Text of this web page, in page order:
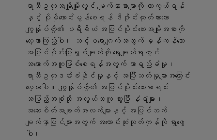
ရာသီဥတုအမျိုးမျိုးတွင် မျက်နှာစာများကို ကာကွယ်ရန်
နှင့် ပိုမိုကောင်းမွန်စေရန် ဒီဇိုင်းထုတ်ထားသော
ကျွန်ုပ်တို့၏ ပရီမီယံ အပြင်ပိုင်းဆေးအမျိုးအစားကို
လေ့လာကြည့်ပါ။ သင့်ပရောဂျက်အတွက် မှန်ကန်သော
အပြင်ပိုင်းဖြေရှင်းချက်ကို ရွေးချယ်ရာတွင်
အထောက်အကူဖြစ်စေရန်အတွက် တာရှည်ခံမှု၊
ရာသီဥတုဒဏ်ခံနိုင်မှုနှင့် အပြီးသတ်မှုများအကြောင်း
လေ့လာပါ။ ကျွန်ုပ်တို့၏ အပြင်ပိုင်းဆေးစာရင်း
အပြည့်အစုံသို့ အလွယ်တကူ သွားပြီး နံရံများ၊
အသေးစိတ်အချက်အလက်များနှင့် အပြင်ဘက်
မျက်နှာပြင်များအတွက် အကောင်းဆုံးထုတ်ကုန်ကို ရှာဖွေ
ပါ။